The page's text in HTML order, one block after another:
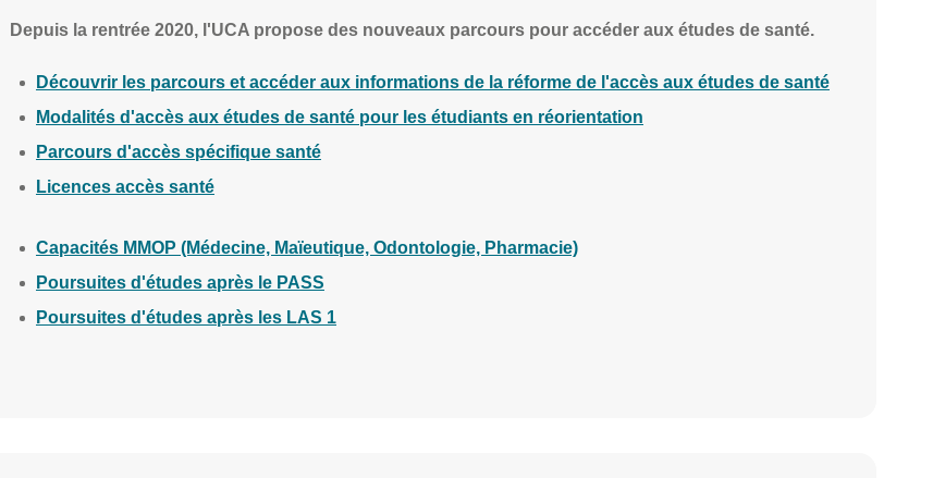
Depuis la rentrée 2020, l'UCA propose des nouveaux parcours pour accéder aux études de santé.
Découvrir les parcours et accéder aux informations de la réforme de l'accès aux études de santé
Modalités d'accès aux études de santé pour les étudiants en réorientation
Parcours d'accès spécifique santé
Licences accès santé
Capacités MMOP (Médecine, Maïeutique, Odontologie, Pharmacie)
Poursuites d'études après le PASS
Poursuites d'études après les LAS 1